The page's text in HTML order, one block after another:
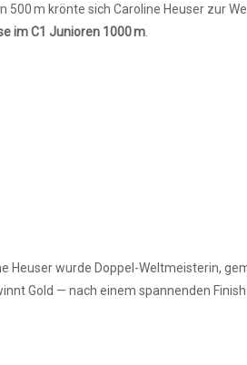
m krönte sich Caroline Heuser zur
imC1 Junioren 1000 m
wurde Doppel-Weltmeisterin,
Gold — nach einem spannenden